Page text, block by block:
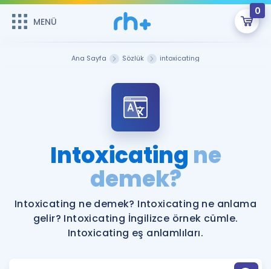
MENÜ
0
Şifremi Hatırlamıyorum
Sepetin Şu An Boş.
Remzi Hoca ile seni sınava hazırlayacak onlarca eğitim seni
bekliyor!
MENÜ
Katılımcı Görüşleri
Faydalı Araçlar
Ücretsiz Kaynaklar
İngilizce Gramer
Ana Sayfa Sözlük intoxicating
Intoxicating ne
demek?
Intoxicating ne demek? Intoxicating ne anlama
gelir? Intoxicating İngilizce örnek cümle.
Intoxicating eş anlamlıları.